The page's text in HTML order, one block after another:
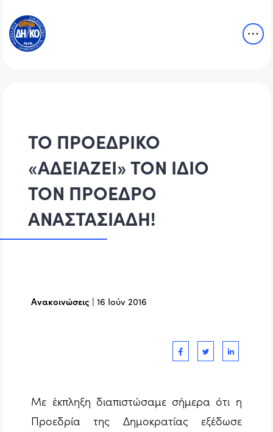
ΤΟ ΠΡΟΕΔΡΙΚΟ
«ΑΔΕΙΑΖΕΙ» ΤΟΝ ΙΔΙΟ
ΤΟΝ ΠΡΟΕΔΡΟ
ΑΝΑΣΤΑΣΙΑΔΗ!
Ανακοινώσεις |16 Ιούν 2016
Με έκπληξη διαπιστώσαμε σήμερα ότι η
Προεδρία της Δημοκρατίας εξέδωσε